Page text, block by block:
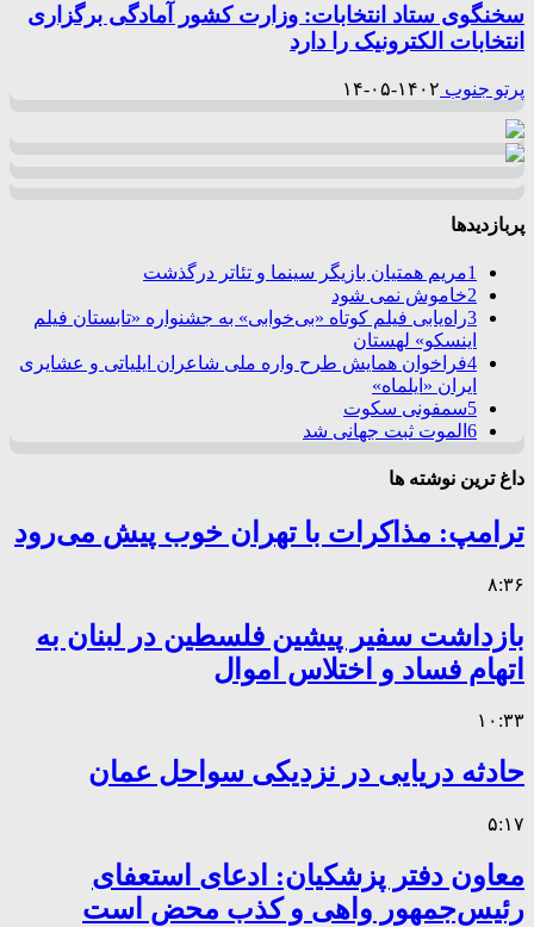
سخنگوی ستاد انتخابات: وزارت کشور آمادگی برگزاری
انتخابات الکترونیک را دارد
پرتو جنوب ۱۴۰۲-۰۵-۱۴
پربازدیدها
1مریم همتیان بازیگر سینما و تئاتر درگذشت
2خاموش نمی شود
3راه‌یابی فیلم کوتاه «بی‌خوابی» به جشنواره «تابستان فیلم
اینسکو» لهستان
4فراخوان همایش طرح واره ملی شاعران ایلیاتی و عشایری
ایران «ایلماه»
5سمفونی سکوت
6 الموت ثبت جهانی شد
داغ ترین نوشته ها
ترامپ: مذاکرات با تهران خوب پیش می‌رود
۸:۳۶
بازداشت سفیر پیشین فلسطین در لبنان به
اتهام فساد و اختلاس اموال
۱۰:۳۳
حادثه دریایی در نزدیکی سواحل عمان
۵:۱۷
معاون دفتر پزشکیان: ادعای استعفای
رئیس‌جمهور واهی و کذب محض است